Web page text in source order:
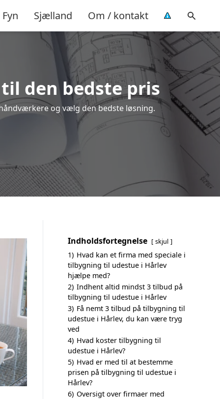
Fyn Sjælland Om / kontakt
den bedste pris
og vælg den bedste løsning.
Indholdsfortegnelse skjul
1) Hvad kan et firma med speciale i
tilbygning til udestue i Hårlev
hjælpe med?
2) Indhent altid mindst 3 tilbud på
tilbygning til udestue i Hårlev
3) Få nemt 3 tilbud på tilbygning til
udestue i Hårlev, du kan være tryg
ved
4) Hvad koster tilbygning til
udestue i Hårlev?
5) Hvad er med til at bestemme
prisen på tilbygning til udestue i
Hårlev?
6) Oversigt over firmaer med